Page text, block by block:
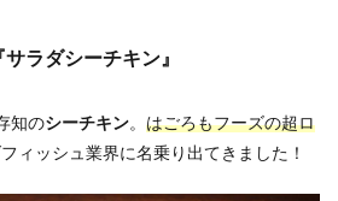
ラダシーチキン』
知のシーチキン。 はごろもフーズの超ロ
ィッシュ業界に名乗り出てきました！